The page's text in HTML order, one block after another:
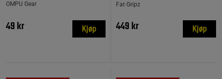
OMPU Gear
49 kr Kjøp
Fat Gripz
449 kr Kjøp